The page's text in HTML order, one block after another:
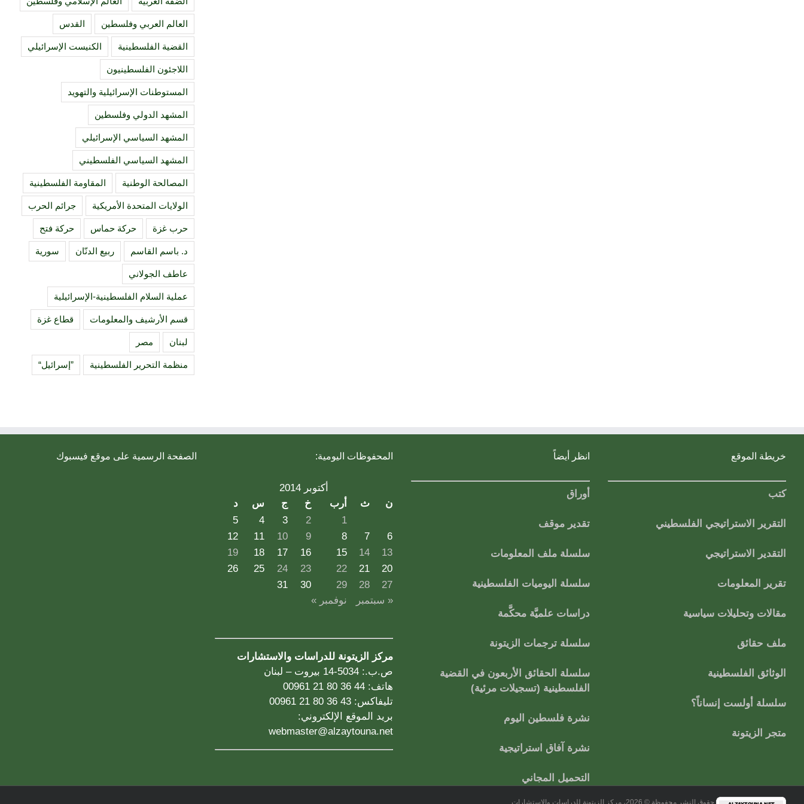
العالم العربي وفلسطين القدس
القضية الفلسطينية الكنيست الإسرائيلي
اللاجئون الفلسطينيون
المستوطنات الإسرائيلية والتهويد
المشهد الدولي وفلسطين
المشهد السياسي الإسرائيلي
المشهد السياسي الفلسطيني
المصالحة الوطنية المقاومة الفلسطينية
الولايات المتحدة الأمريكية جرائم الحرب
حرب غزة حركة حماس حركة فتح
د. باسم القاسم ربيع الدنّان سورية
عاطف الجولاني
عملية السلام الفلسطينية-الإسرائيلية
قسم الأرشيف والمعلومات قطاع غزة
لبنان مصر
منظمة التحرير الفلسطينية ”إسرائيل“
خريطة الموقع
كتب
التقرير الاستراتيجي الفلسطيني
التقدير الاستراتيجي
تقرير المعلومات
مقالات وتحليلات سياسية
ملف حقائق
الوثائق الفلسطينية
سلسلة أولست إنساناً؟
متجر الزيتونة
انظر أيضاً
أوراق
تقدير موقف
سلسلة ملف المعلومات
سلسلة اليوميات الفلسطينية
دراسات علميَّة محكَّمة
سلسلة ترجمات الزيتونة
سلسلة الحقائق الأربعون في القضية
الفلسطينية (تسجيلات مرئية)
نشرة فلسطين اليوم
نشرة آفاق استراتيجية
التحميل المجاني
المحفوظات اليومية:
أكتوبر 2014
ن
ث أرب خ ج س
د
1
2
3
4
5
6
7
8
9
10
11
12
13
14
15
16
17
18
19
20
21
22
23
24
25
26
27
28
29
30
31
« سبتمبر
نوفمبر »
مركز الزيتونة للدراسات والاستشارات
ص.ب.: 5034-14 بيروت – لبنان
هاتف: 44 36 80 21 00961
تليفاكس: 43 36 80 21 00961
بريد الموقع الإلكتروني:
webmaster@alzaytouna.net
الصفحة الرسمية على موقع فيسبوك